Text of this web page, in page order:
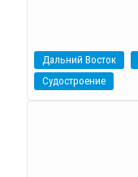
Дальний Восток
Судостроение